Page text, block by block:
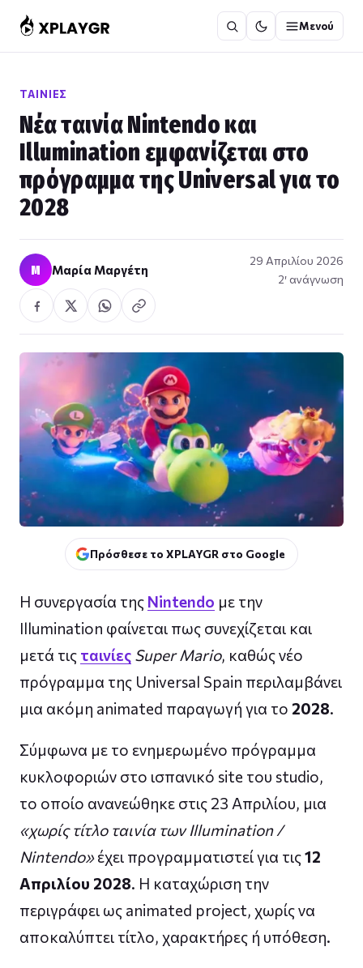
στο
περιεχόμενο
Μενού
ΤΑΙΝΊΕΣ
Νέα ταινία Nintendo και
Illumination εμφανίζεται στο
πρόγραμμα της Universal για το
2028
Μ Μαρία Μαργέτη
29 Απριλίου 2026
2′ ανάγνωση
Πρόσθεσε το XPLAYGR στο Google
Η συνεργασία της Nintendo με την
Illumination φαίνεται πως συνεχίζεται και
μετά τις ταινίες Super Mario, καθώς νέο
πρόγραμμα της Universal Spain περιλαμβάνει
μια ακόμη animated παραγωγή για το 2028.
Σύμφωνα με το ενημερωμένο πρόγραμμα
κυκλοφοριών στο ισπανικό site του studio,
το οποίο ανανεώθηκε στις 23 Απριλίου, μια
«χωρίς τίτλο ταινία των Illumination /
Nintendo»έχει προγραμματιστεί για τις12
Απριλίου 2028. Η καταχώριση την
περιγράφει ως animated project, χωρίς να
αποκαλύπτει τίτλο, χαρακτήρες ή υπόθεση.